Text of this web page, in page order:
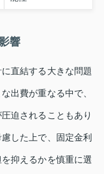
響
直結する大きな問題
出費が重なる中で、
迫されることもあり
した上で、固定金利
抑えるかを慎重に選